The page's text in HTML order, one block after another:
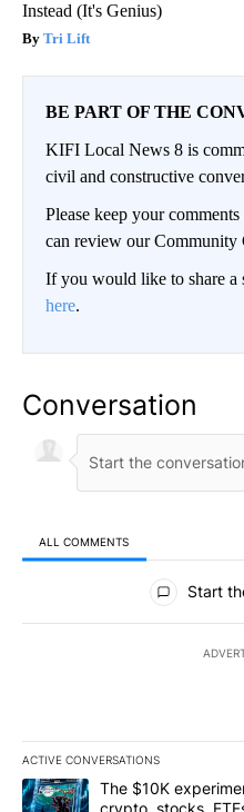
Instead (It's Genius)
Tri Lift
BE PART OF THE
KIFI Local News 8 is
civil and constructive
Please keep your
can review our Community
If you would like to share a
here.
Conversation
ALL COMMENTS
All Comments
Start
ACTIVE CONVERSATIONS
The following is a list of the
A trending article titled "The
The $10K
crypto, stocks,